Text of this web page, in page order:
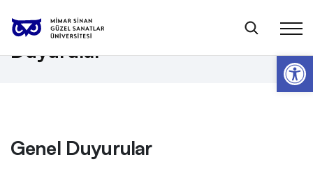
Anasayfa Genel Duyurular 29 Ekim Cumhuriyet Bayramı Töreni
Duyurular
Genel Duyurular